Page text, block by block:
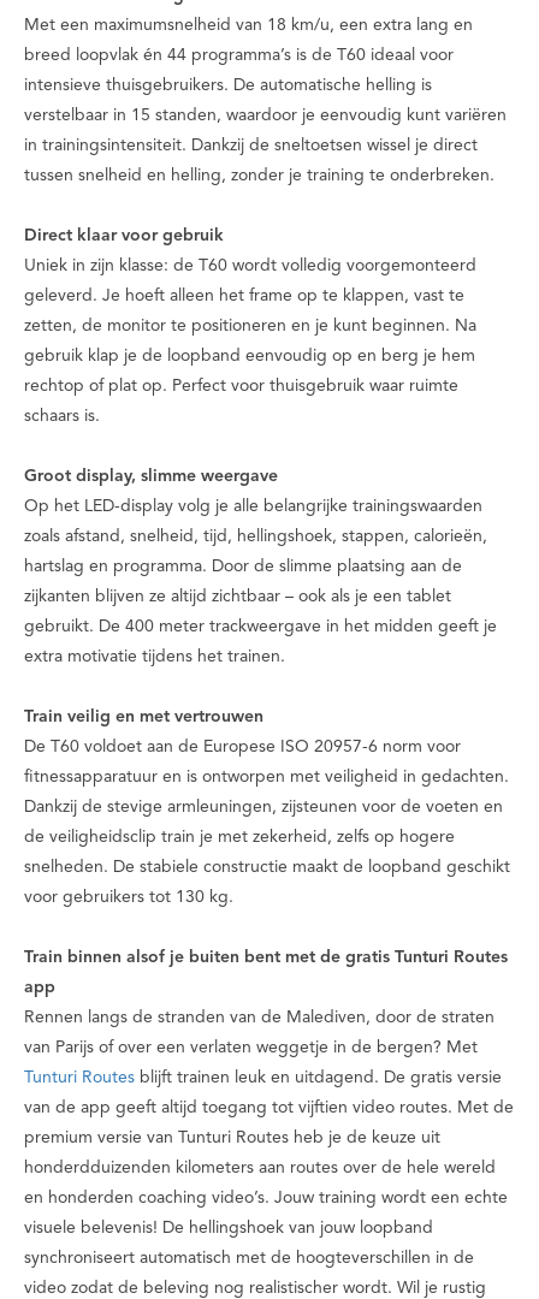
Met een maximumsnelheid van 18 km/u, een extra lang en
breed loopvlak én 44 programma’s is de T60 ideaal voor
intensieve thuisgebruikers. De automatische helling is
verstelbaar in 15 standen, waardoor je eenvoudig kunt variëren
in trainingsintensiteit. Dankzij de sneltoetsen wissel je direct
tussen snelheid en helling, zonder je training te onderbreken.
Direct klaar voor gebruik
Uniek in zijn klasse: de T60 wordt volledig voorgemonteerd
geleverd. Je hoeft alleen het frame op te klappen, vast te
zetten, de monitor te positioneren en je kunt beginnen. Na
gebruik klap je de loopband eenvoudig op en berg je hem
rechtop of plat op. Perfect voor thuisgebruik waar ruimte
schaars is.
Groot display, slimme weergave
Op het LED-display volg je alle belangrijke trainingswaarden
zoals afstand, snelheid, tijd, hellingshoek, stappen, calorieën,
hartslag en programma. Door de slimme plaatsing aan de
zijkanten blijven ze altijd zichtbaar – ook als je een tablet
gebruikt. De 400 meter trackweergave in het midden geeft je
extra motivatie tijdens het trainen.
Train veilig en met vertrouwen
De T60 voldoet aan de Europese ISO 20957-6 norm voor
fitnessapparatuur en is ontworpen met veiligheid in gedachten.
Dankzij de stevige armleuningen, zijsteunen voor de voeten en
de veiligheidsclip train je met zekerheid, zelfs op hogere
snelheden. De stabiele constructie maakt de loopband geschikt
voor gebruikers tot 130 kg.
Train binnen alsof je buiten bent met de gratis Tunturi Routes
app
Rennen langs de stranden van de Malediven, door de straten
van Parijs of over een verlaten weggetje in de bergen? Met
Tunturi Routes blijft trainen leuk en uitdagend. De gratis versie
van de app geeft altijd toegang tot vijftien video routes. Met de
premium versie van Tunturi Routes heb je de keuze uit
honderdduizenden kilometers aan routes over de hele wereld
en honderden coaching video’s. Jouw training wordt een echte
visuele belevenis! De hellingshoek van jouw loopband
synchroniseert automatisch met de hoogteverschillen in de
video zodat de beleving nog realistischer wordt. Wil je rustig